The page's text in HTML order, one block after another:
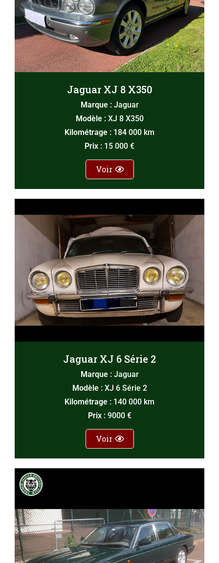
Jaguar XJ 8 X350
Marque : Jaguar
Modèle : XJ 8 X350
Kilométrage : 184 000 km
Prix : 15 000 €
Voir
Jaguar XJ 6 Série 2
Marque : Jaguar
Modèle : XJ 6 Série 2
Kilométrage : 140 000 km
Prix : 9000 €
Voir